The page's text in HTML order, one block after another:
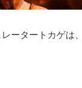
ータートカゲは